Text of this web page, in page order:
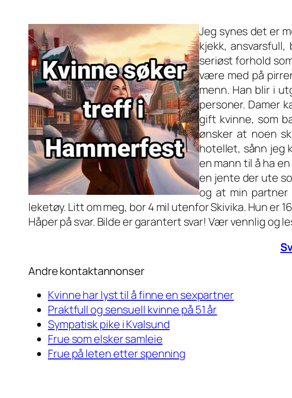
Jeg synes det er
kjekk,
seriøst forhold
være med på
menn. Han blir i
personer. Damer
gift kvinne, som
ønsker at noen
hotellet, sånn jeg
en mann til å ha
en jente der ute
og at min
leketøy. Litt om meg, bor 4 mil utenfor Skivika. Hun er
Håper på svar. Bilde er garantert svar! Vær vennlig og
Andre kontaktannonser
Kvinne har lyst til å finne en sexpartner
Praktfull og sensuell kvinne på 51 år
Sympatisk pike i Kvalsund
Frue som elsker samleie
Frue på leten etter spenning